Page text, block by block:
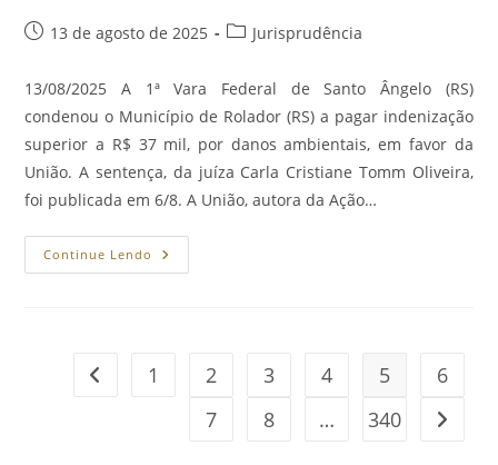
Post13 de agosto de 2025
Categoria
post:
Jurisprudência
13/08/2025 A 1ª Vara Federal de Santo Ângelo (RS)
condenou o Município de Rolador (RS) a pagar indenização
superior a R$ 37 mil, por danos ambientais, em favor da
União. A sentença, da juíza Carla Cristiane Tomm Oliveira,
foi publicada em 6/8. A União, autora da Ação…
Continue Lendo Município
Gaúcho
Extração
Irregular
Ir para a página anterior
1 2 3 4 5
6
7
8 … 340 Ir para